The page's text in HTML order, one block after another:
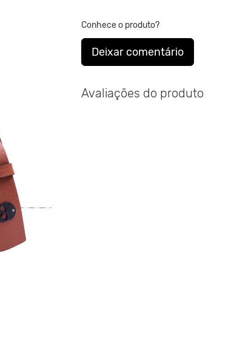
Conhece o produto?
Deixar comentário
Avaliações do produto